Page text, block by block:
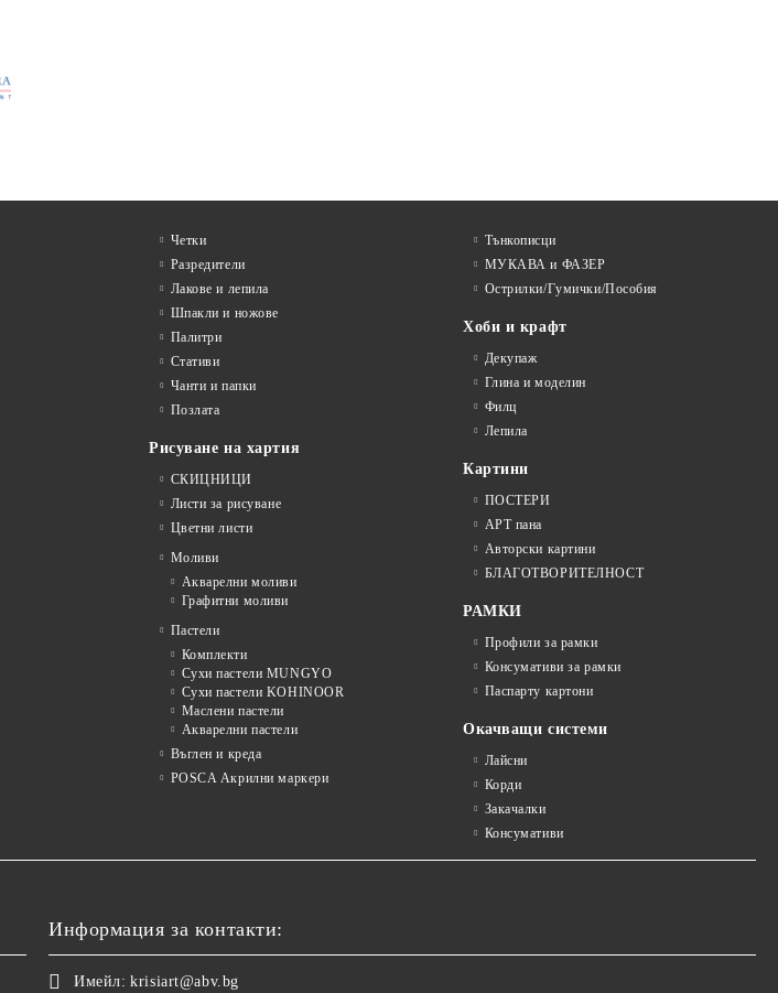
Четки
Разредители
Лакове и лепила
Шпакли и ножове
Палитри
Стативи
Чанти и папки
Позлата
Рисуване на хартия
СКИЦНИЦИ
Листи за рисуване
Цветни листи
Моливи
Акварелни моливи
Графитни моливи
Пастели
Комплекти
Сухи пастели MUNGYO
Сухи пастели KOHINOOR
Маслени пастели
Акварелни пастели
Въглен и креда
POSCA Акрилни маркери
Тънкописци
МУКАВА и ФАЗЕР
Острилки/Гумички/Пособия
Хоби и крафт
Декупаж
Глина и моделин
Филц
Лепила
Картини
ПОСТЕРИ
АРТ пана
Авторски картини
БЛАГОТВОРИТЕЛНОСТ
РАМКИ
Профили за рамки
Консумативи за рамки
Паспарту картони
Окачващи системи
Лайсни
Корди
Закачалки
Консумативи
Информация за контакти:
Имейл: krisiart@abv.bg